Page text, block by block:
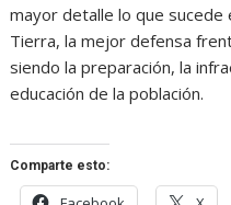
mayor detalle lo que sucede
Tierra, la mejor defensa
siendo la preparación, la
educación de la población.
Comparte esto: